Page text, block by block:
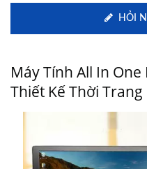
HỎI
Máy Tính All In One
Thiết Kế Thời Trang